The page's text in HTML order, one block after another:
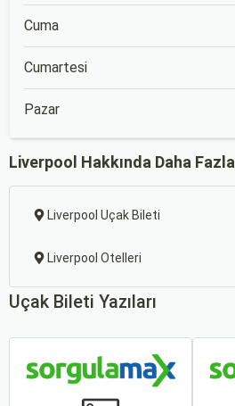
Cuma
Cumartesi
Pazar
Liverpool Hakkında Daha Fazla
Liverpool Uçak Bileti
Liverpool Otelleri
Uçak Bileti Yazıları